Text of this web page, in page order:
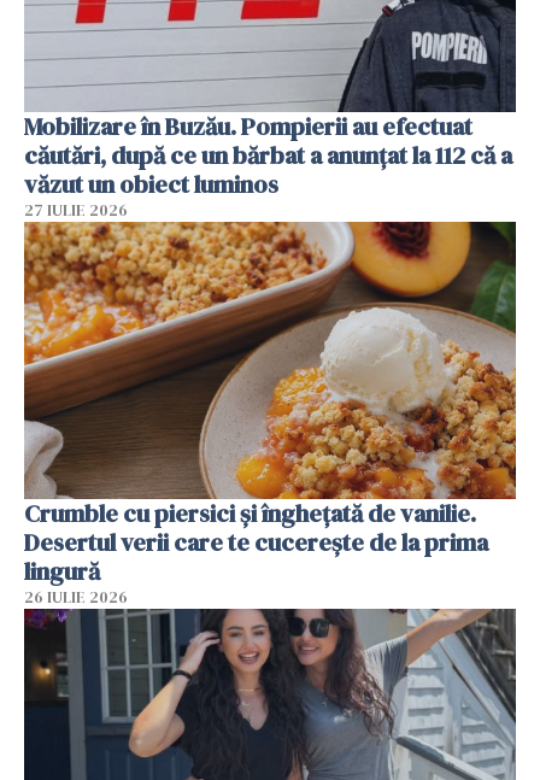
Mobilizare în Buzău. Pompierii au efectuat
căutări, după ce un bărbat a anunțat la 112 că a
văzut un obiect luminos
27 IULIE 2026
Crumble cu piersici și înghețată de vanilie.
Desertul verii care te cucerește de la prima
lingură
26 IULIE 2026